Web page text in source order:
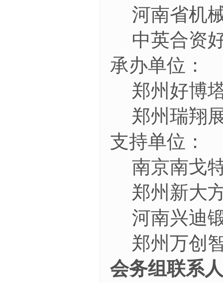
河南省机
中英合资
承办单位：
郑州好博
郑州瑞翔
支持单位：
南京南戈
郑州新大
河南兴迪
郑州万创
会务组联系